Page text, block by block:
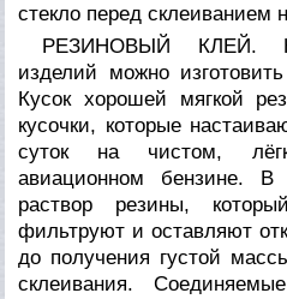
стекло перед склеиванием
РЕЗИНОВЫЙ КЛЕЙ.
изделий можно
Кусок хорошей мягкой
кусочки, которые
суток на чистом,
авиационном бензине. В
раствор резины,
фильтруют и оставляют
до получения густой
склеивания.